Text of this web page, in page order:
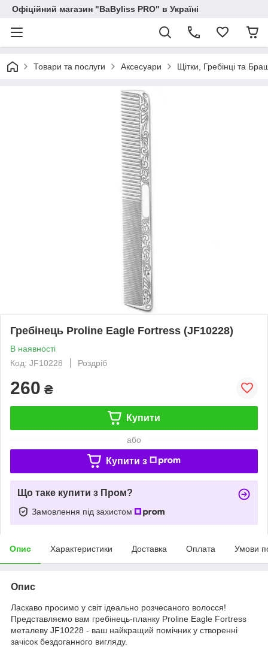
Офіційний магазин "BaByliss PRO" в Україні
Товари та послуги Аксесуари Щітки, Гребінці та
Гребінець Proline Eagle Fortress (JF10228)
В наявності
Код: JF10228
Роздріб
260 ₴
Купити
або
Купити з
Що таке купити з Пром?
Замовлення під захистом
Опис Характеристики Доставка Оплата Умови
Опис
Ласкаво просимо у світ ідеально розчесаного волосся!
Представляємо вам гребінець-планку Proline Eagle Fortress
металеву JF10228 - ваш найкращий помічник у створенні
зачісок бездоганного вигляду.